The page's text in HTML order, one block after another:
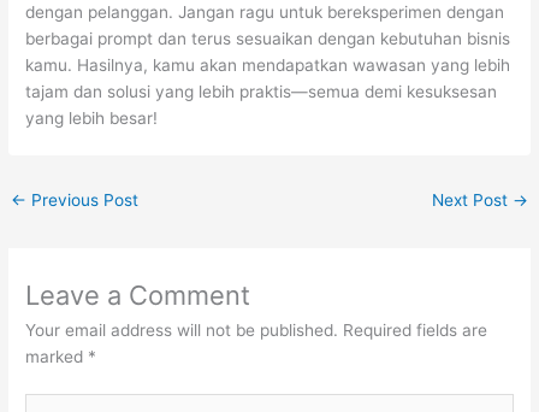
dengan pelanggan. Jangan ragu untuk bereksperimen dengan
berbagai prompt dan terus sesuaikan dengan kebutuhan bisnis
kamu. Hasilnya, kamu akan mendapatkan wawasan yang lebih
tajam dan solusi yang lebih praktis—semua demi kesuksesan
yang lebih besar!
← Previous Post Next Post →
Leave a Comment
Your email address will not be published. Required fields are
marked *